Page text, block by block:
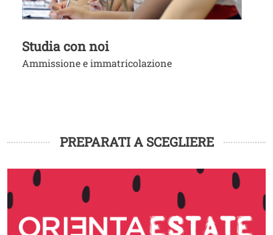
Studia con noi
Ammissione e immatricolazione
PREPARATI A SCEGLIERE
Image